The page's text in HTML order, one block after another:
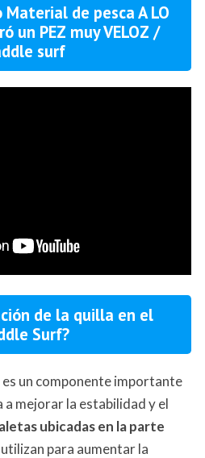
de pesca A LO
un PEZ muy VELOZ /
surf
de la quilla en el
Surf?
un componente importante
a mejorar la estabilidad y el
ubicadas en la parte
para aumentar la